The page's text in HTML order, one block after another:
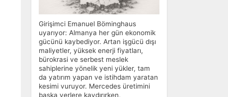
Girişimci Emanuel Böminghaus
uyarıyor: Almanya her gün ekonomik
gücünü kaybediyor. Artan işgücü dışı
maliyetler, yüksek enerji fiyatları,
bürokrasi ve serbest meslek
sahiplerine yönelik yeni yükler, tam
da yatırım yapan ve istihdam yaratan
kesimi vuruyor. Mercedes üretimini
başka yerlere kaydırırken,